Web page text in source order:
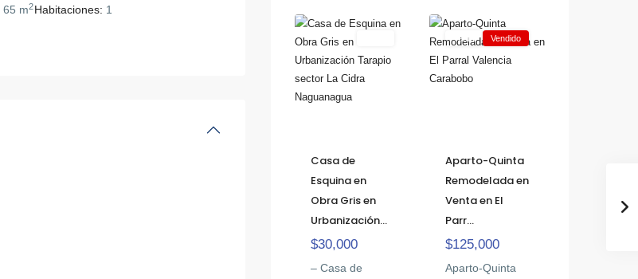
65 m2Habitaciones: 1
Casa de
Esquina en
Obra Gris en
Urbanización...
$30,000
– Casa de
Venta Vendido
Aparto-Quinta
Remodelada en
Venta en El
Parr...
$125,000
Aparto-Quinta